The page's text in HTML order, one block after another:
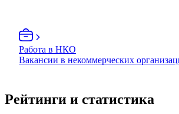
Работа в НКО
Вакансии в некоммерческих
Рейтинги и статистика